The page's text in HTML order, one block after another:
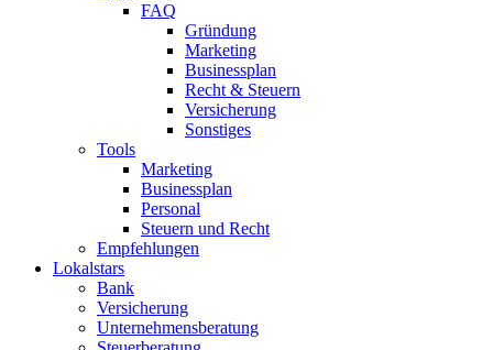
FAQ
Gründung
Marketing
Businessplan
Recht & Steuern
Versicherung
Sonstiges
Tools
Marketing
Businessplan​
Personal
Steuern und Recht
Empfehlungen
Lokalstars
Bank
Versicherung
Unternehmensberatung